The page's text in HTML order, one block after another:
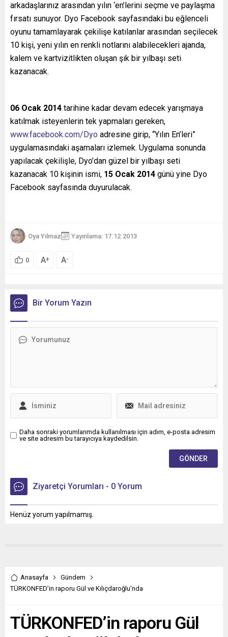
arkadaşlarınız arasından yılın ‘en’lerini seçme ve paylaşma
fırsatı sunuyor. Dyo Facebook sayfasındaki bu eğlenceli
oyunu tamamlayarak çekilişe katılanlar arasından seçilecek
10 kişi, yeni yılın en renkli notlarını alabilecekleri ajanda,
kalem ve kartvizitlikten oluşan şık bir yılbaşı seti
kazanacak.
06 Ocak 2014 tarihine kadar devam edecek yarışmaya
katılmak isteyenlerin tek yapmaları gereken,
www.facebook.com/Dyo adresine girip, “Yılın En’leri”
uygulamasındaki aşamaları izlemek. Uygulama sonunda
yapılacak çekilişle, Dyo’dan güzel bir yılbaşı seti
kazanacak 10 kişinin ismi, 15 Ocak 2014 günü yine Dyo
Facebook sayfasında duyurulacak.
Oya Yılmaz Yayınlama: 17.12.2013
0 A+ A-
Bir Yorum Yazın
Daha sonraki yorumlarımda kullanılması için adım, e-posta adresim
ve site adresim bu tarayıcıya kaydedilsin.
Ziyaretçi Yorumları - 0 Yorum
Henüz yorum yapılmamış.
Anasayfa
Gündem
TÜRKONFED’in raporu Gül ve Kılıçdaroğlu’nda
TÜRKONFED’in raporu Gül